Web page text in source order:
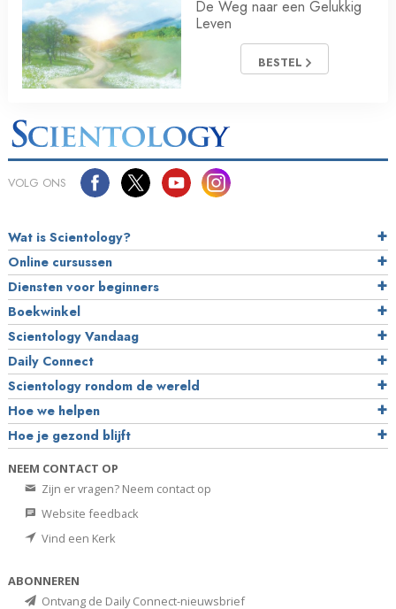
De Weg naar een Gelukkig
Leven
BESTEL
VOLG ONS
Wat is Scientology?
Online cursussen
Diensten voor beginners
Boekwinkel
Scientology Vandaag
Daily Connect
Scientology rondom de wereld
Hoe we helpen
Hoe je gezond blijft
NEEM CONTACT OP
Zijn er vragen? Neem contact op
Website feedback
Vind een Kerk
ABONNEREN
Ontvang de Daily Connect-nieuwsbrief